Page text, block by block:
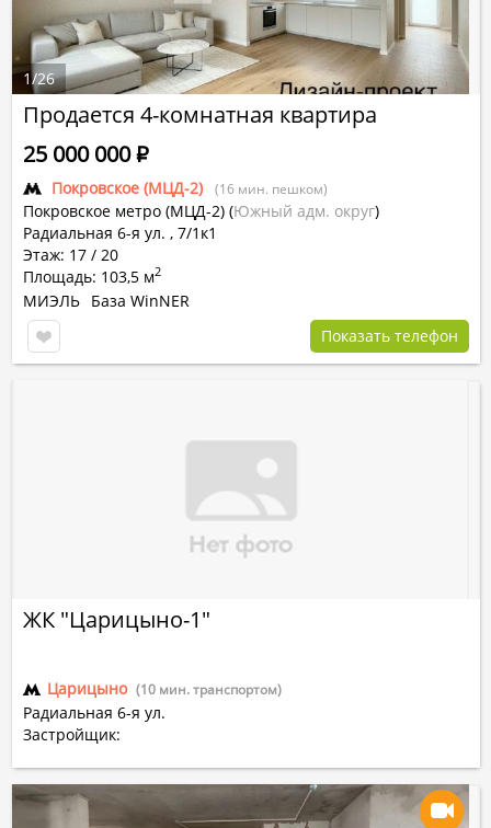
Продается 4-комнатная квартира
Покровское (МЦД-2) (16 мин. пешком)
Покровское метро (МЦД-2) (Южный адм. округ)
Радиальная 6-я ул. , 7/1к1
Этаж: 17 / 20
Площадь: 103,5 м2
25 000 000Р
МИЭЛЬ База WinNER
Показать телефон
1/26
ЖК "Царицыно-1"
Царицыно (10 мин. транспортом)
Радиальная 6-я ул.
Застройщик: